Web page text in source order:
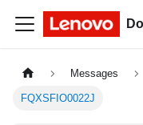
Messages
FQXSFIO0022J